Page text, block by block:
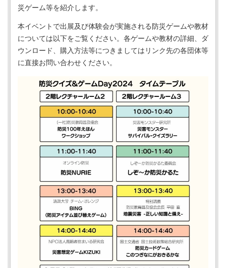
災ゲーム等を紹介します。
本イベントで出展及び体験会が実施される防災ゲームや教材
については以下をご覧ください。各ゲームや教材の詳細、ダ
ウンロード、購入方法等につきましてはリンク先の各団体等
に直接お問い合わせください。